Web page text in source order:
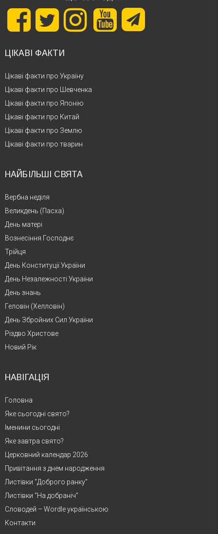
ЦІКАВІ ФАКТИ
Цікаві факти про Україну
Цікаві факти про Шевченка
Цікаві факти про Японію
Цікаві факти про Китай
Цікаві факти про Землю
Цікаві факти про тварин
НАЙБІЛЬШІ СВЯТА
Вербна неділя
Великдень (Пасха)
День матері
Вознесіння Господнє
Трійця
День Конституції України
День Незалежності України
День знань
Геловін (Хелловін)
День Збройних Сил України
Різдво Христове
Новий Рік
НАВІГАЦІЯ
Головна
Яке сьогодні свято?
Іменини сьогодні
Яке завтра свято?
Церковний календар 2026
Привітання з днем народження
Листівки “Доброго ранку”
Листівки “На добраніч”
Словодей – Wordle українською
Контакти